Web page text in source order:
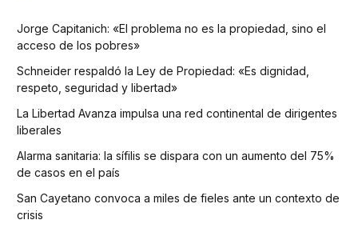
Jorge Capitanich: «El problema no es la propiedad, sino el
acceso de los pobres»
Schneider respaldó la Ley de Propiedad: «Es dignidad,
respeto, seguridad y libertad»
La Libertad Avanza impulsa una red continental de dirigentes
liberales
Alarma sanitaria: la sífilis se dispara con un aumento del 75%
de casos en el país
San Cayetano convoca a miles de fieles ante un contexto de
crisis